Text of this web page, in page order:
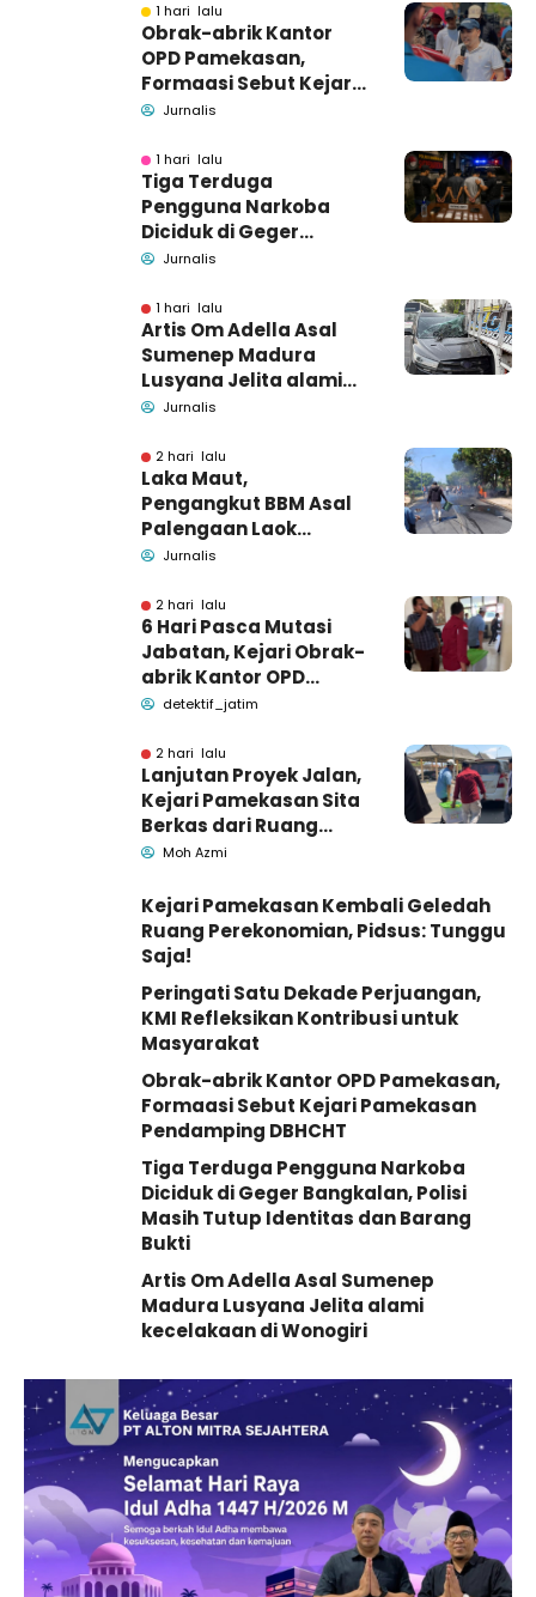
1 hari lalu
Obrak-abrik Kantor
OPD Pamekasan,
Formaasi Sebut Kejari
Pamekasan
Jurnalis
1 hari lalu
Tiga Terduga
Pengguna Narkoba
Diciduk di Geger
Bangkalan, Polisi Masih
Barang Bukti
Jurnalis
1 hari lalu
Artis Om Adella Asal
Sumenep Madura
Lusyana Jelita alami
kecelakaan di Wonogiri
Jurnalis
2 hari lalu
Laka Maut,
Pengangkut BBM Asal
Palengaan Laok
Pamekasan Meninggal
Jurnalis
2 hari lalu
6 Hari Pasca Mutasi
Jabatan, Kejari Obrak-
abrik Kantor OPD
Pemkab Pamekasan
detektif_jatim
2 hari lalu
Lanjutan Proyek Jalan,
Kejari Pamekasan Sita
Berkas dari Ruang
Pemkab Pamekasan
Moh Azmi
Kejari Pamekasan Kembali Geledah
Ruang Perekonomian, Pidsus: Tunggu
Saja!
Peringati Satu Dekade Perjuangan,
KMI Refleksikan Kontribusi untuk
Masyarakat
Obrak-abrik Kantor OPD Pamekasan,
Formaasi Sebut Kejari Pamekasan
Pendamping DBHCHT
Tiga Terduga Pengguna Narkoba
Diciduk di Geger Bangkalan, Polisi
Masih Tutup Identitas dan Barang
Bukti
Artis Om Adella Asal Sumenep
Madura Lusyana Jelita alami
kecelakaan di Wonogiri